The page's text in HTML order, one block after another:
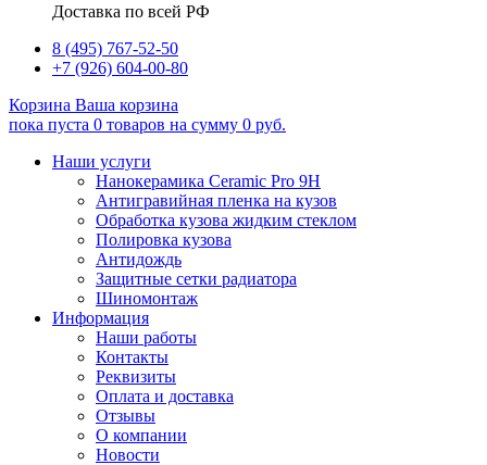
Доставка по всей РФ
8 (495) 767-52-50
+7 (926) 604-00-80
Корзина Ваша корзина
пока пуста 0 товаров на сумму 0 руб.
Наши услуги
Нанокерамика Ceramic Pro 9H
Антигравийная пленка на кузов
Обработка кузова жидким стеклом
Полировка кузова
Антидождь
Защитные сетки радиатора
Шиномонтаж
Информация
Наши работы
Контакты
Реквизиты
Оплата и доставка
Отзывы
О компании
Новости